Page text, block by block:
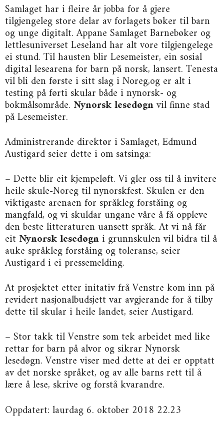
Samlaget har i fleire år jobba for å gjere
tilgjengeleg store delar av forlagets bøker til barn
og unge digitalt. Appane Samlaget Barnebøker og
lettlesuniverset Leseland har alt vore tilgjengelege
ei stund. Til hausten blir Lesemeister, ein sosial
digital lesearena for barn på norsk, lansert. Tenesta
vil bli den første i sitt slag i Noreg,og er alt i
testing på førti skular både i nynorsk- og
bokmålsområde. Nynorsk lesedøgnvil finne stad
på Lesemeister.
Administrerande direktør i Samlaget, Edmund
Austigard seier dette i om satsinga:
– Dette blir eit kjempeløft. Vi gler oss til å invitere
heile skule-Noreg til nynorskfest. Skulen er den
viktigaste arenaen for språkleg forståing og
mangfald, og vi skuldar ungane våre å få oppleve
den beste litteraturen uansett språk. At vi nå får
eit Nynorsk lesedøgn i grunnskulen vil bidra til å
auke språkleg forståing og toleranse, seier
Austigard i ei pressemelding.
At prosjektet etter initativ frå Venstre kom inn på
revidert nasjonalbudsjett var avgjerande for å tilby
dette til skular i heile landet, seier Austigard.
– Stor takk til Venstre som tek arbeidet med like
rettar for barn på alvor og sikrar Nynorsk
lesedøgn. Venstre viser med dette at dei er opptatt
av det norske språket, og av alle barns rett til å
lære å lese, skrive og forstå kvarandre.
Oppdatert: laurdag 6. oktober 2018 22.23